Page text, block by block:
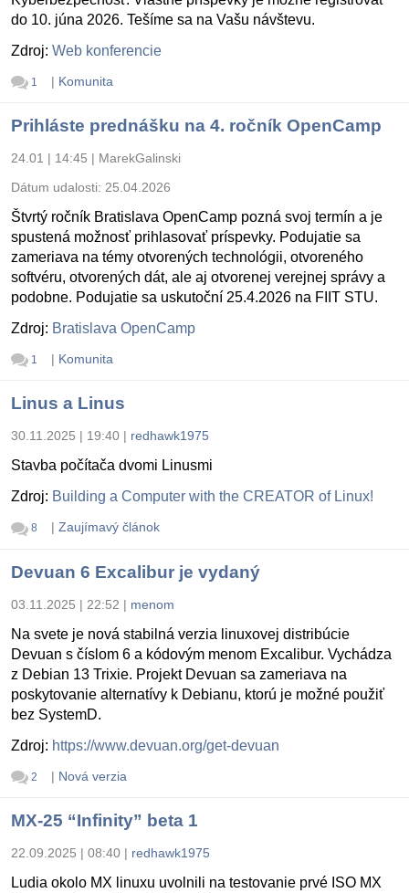
do 10. júna 2026. Tešíme sa na Vašu návštevu.
Zdroj: Web konferencie
1 | Komunita
Prihláste prednášku na 4. ročník OpenCamp
24.01 | 14:45 | MarekGalinski
Dátum udalosti: 25.04.2026
Štvrtý ročník Bratislava OpenCamp pozná svoj termín a je
spustená možnosť prihlasovať príspevky. Podujatie sa
zameriava na témy otvorených technológii, otvoreného
softvéru, otvorených dát, ale aj otvorenej verejnej správy a
podobne. Podujatie sa uskutoční 25.4.2026 na FIIT STU.
Zdroj: Bratislava OpenCamp
1 | Komunita
Linus a Linus
30.11.2025 | 19:40 | redhawk1975
Stavba počítača dvomi Linusmi
Zdroj: Building a Computer with the CREATOR of Linux!
8 | Zaujímavý článok
Devuan 6 Excalibur je vydaný
03.11.2025 | 22:52 | menom
Na svete je nová stabilná verzia linuxovej distribúcie
Devuan s číslom 6 a kódovým menom Excalibur. Vychádza
z Debian 13 Trixie. Projekt Devuan sa zameriava na
poskytovanie alternatívy k Debianu, ktorú je možné použiť
bez SystemD.
Zdroj: https://www.devuan.org/get-devuan
2 | Nová verzia
MX-25 “Infinity” beta 1
22.09.2025 | 08:40 | redhawk1975
Ludia okolo MX linuxu uvolnili na testovanie prvé ISO MX